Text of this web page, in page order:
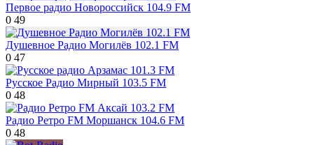
Первое радио Новороссийск 104.9 FM
0 49
Душевное Радио Могилёв 102.1 FM
0 47
Русское Радио Мирный 103.5 FM
0 48
Радио Ретро FM Моршанск 104.6 FM
0 48